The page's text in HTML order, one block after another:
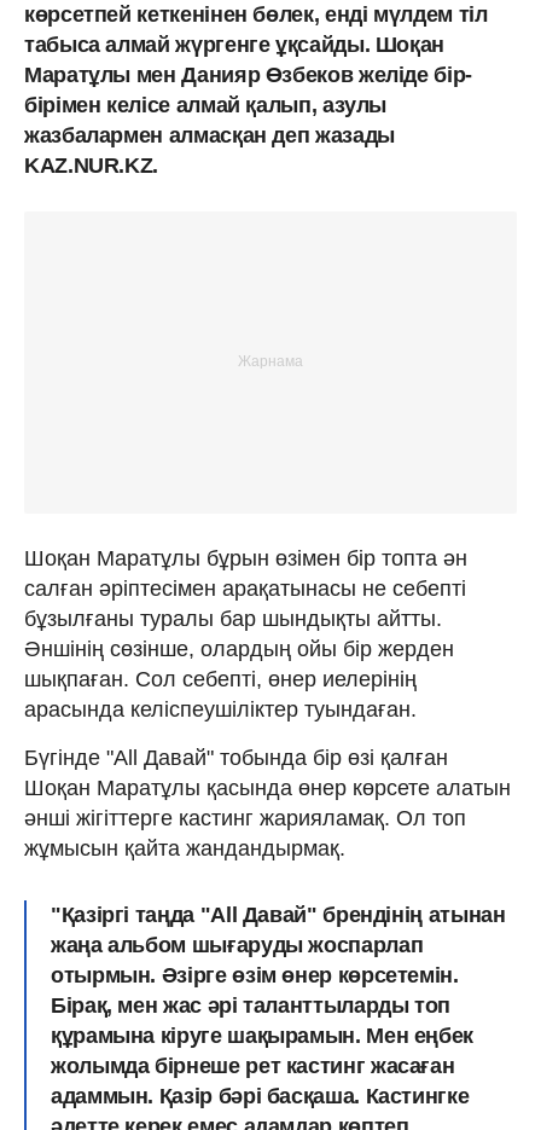
көрсетпей кеткенінен бөлек, енді мүлдем тіл
табыса алмай жүргенге ұқсайды. Шоқан
Маратұлы мен Данияр Өзбеков желіде бір-
бірімен келісе алмай қалып, азулы
жазбалармен алмасқан деп жазады
KAZ.NUR.KZ.
Шоқан Маратұлы бұрын өзімен бір топта ән
салған әріптесімен арақатынасы не себепті
бұзылғаны туралы бар шындықты айтты.
Әншінің сөзінше, олардың ойы бір жерден
шықпаған. Сол себепті, өнер иелерінің
арасында келіспеушіліктер туындаған.
Бүгінде "Аll Давай" тобында бір өзі қалған
Шоқан Маратұлы қасында өнер көрсете алатын
әнші жігіттерге кастинг жарияламақ. Ол топ
жұмысын қайта жандандырмақ.
"Қазіргі таңда "All Давай" брендінің атынан
жаңа альбом шығаруды жоспарлап
отырмын. Әзірге өзім өнер көрсетемін.
Бірақ, мен жас әрі таланттыларды топ
құрамына кіруге шақырамын. Мен еңбек
жолымда бірнеше рет кастинг жасаған
адаммын. Қазір бәрі басқаша. Кастингке